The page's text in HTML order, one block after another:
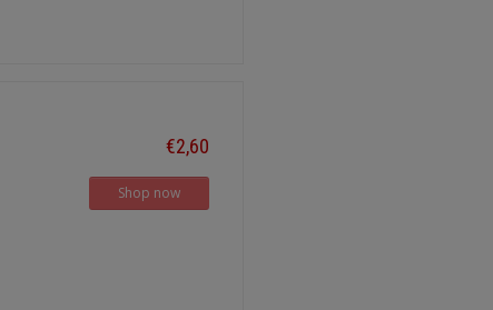
€2,60
Shop now